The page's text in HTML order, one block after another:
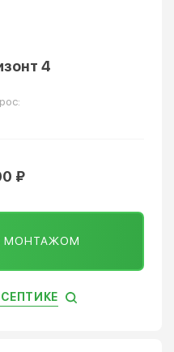
4
₽
МОНТАЖОМ